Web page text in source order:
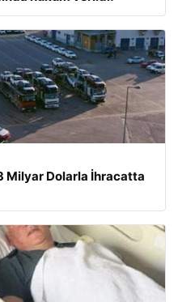
Milyar Dolarla İhracatta